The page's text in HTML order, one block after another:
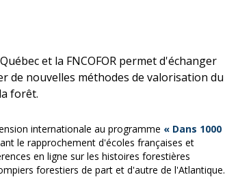
et la FNCOFOR permet d'échanger
de nouvelles méthodes de valorisation du
forêt.
internationale au programme « Dans 1000
le rapprochement d'écoles françaises et
en ligne sur les histoires forestières
forestiers de part et d'autre de l'Atlantique.